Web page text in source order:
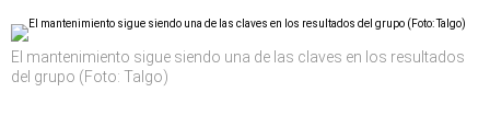
El mantenimiento sigue siendo una de las claves en los resultados
del grupo (Foto: Talgo)